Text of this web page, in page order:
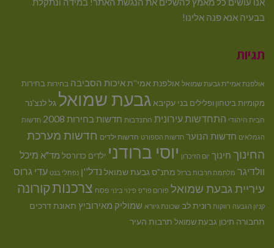
בבעיה אנא פנה אלינו!
תגיות
אולפנת אמי"ת גבעת שמואל אולפנת אמי''תאיכות הסביבה בחירות בחירות
מקומיותביטחון ופלילים בני עקיבא גבעת שמואל גל לנצ'נר
הבית היהודי התחדשות עירונית התנדבות חדשות בחירות 2008 חדשות
הגמלאים חדשות הנוער חדשות הספורט חדשות ילדים חדשות מערכת
החינוך חינוך יום הזיכרון יוסי ברודני ילדים כדורסל מד"א מיכל
וולדיגר מלחמת חרבות ברזל מתנ"ס גבעת שמואל נדל''ן נפתלי בנט עדי גרוס
עיריית גבעת שמואל פורום פו"פ פינוי בינוי פסח צרכנותקורונה
קניון הגבעה רווקות רונית לב שכונת גיורא שמוליק מאירוביץ תאונת דרכים
תחבורה תיכון גבעת שמואל תרבות העיר